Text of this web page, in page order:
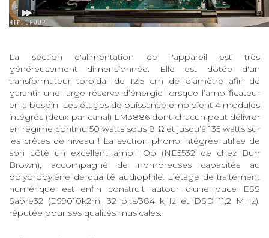
La section d'alimentation de l'appareil est très
généreusement dimensionnée. Elle est dotée d'un
transformateur toroïdal de 12,5 cm de diamètre afin de
garantir une large réserve d’énergie lorsque l’amplificateur
en a besoin. Les étages de puissance emploient 4 modules
intégrés (deux par canal) LM3886 dont chacun peut délivrer
en régime continu 50 watts sous 8 Ω et jusqu’à 135 watts sur
les crêtes de niveau ! La section phono intégrée utilise de
son côté un excellent ampli Op (NE5532 de chez Burr
Brown), accompagné de nombreuses capacités au
polypropylène de qualité audiophile. L'étage de traitement
numérique est enfin construit autour d'une puce ESS
Sabre32 (ES9010k2m, 32 bits/384 kHz et DSD 11,2 MHz),
réputée pour ses qualités musicales.